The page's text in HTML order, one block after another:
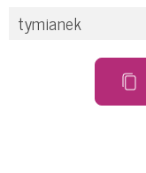
tymianek